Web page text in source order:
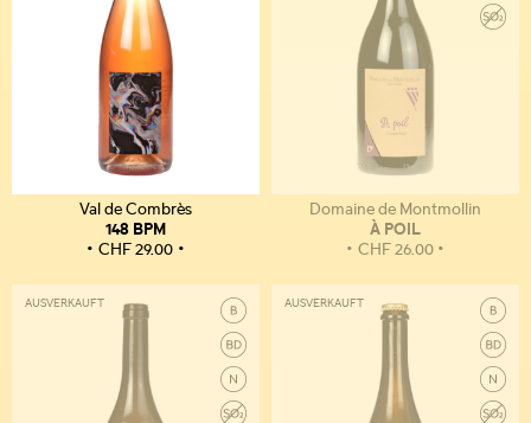
Val de Combrès
148 BPM
CHF29.00
Domaine de Montmollin
À POIL
CHF26.00
AUSVERKAUFT AUSVERKAUFT